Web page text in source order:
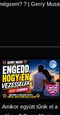
? | Gerry Music
Amikor együtt tűnik el a